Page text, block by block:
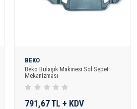
BEKO
Beko Bulaşık Makinesi Sol Sepet
Mekanizması
791,67 TL + KDV